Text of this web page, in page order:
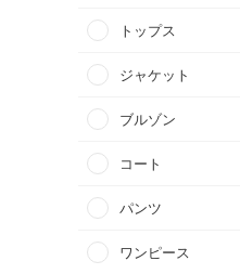
トップス
ジャケット
ブルゾン
コート
パンツ
ワンピース